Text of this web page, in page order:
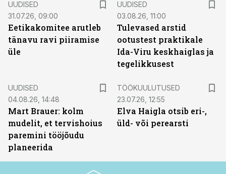
UUDISED
31.07.26, 09:00
Eetikakomitee arutleb
tänavu ravi piiramise
üle
UUDISED
03.08.26, 11:00
Tulevased arstid
ootustest praktikale
Ida-Viru keskhaiglas ja
tegelikkusest
UUDISED
04.08.26, 14:48
Mart Brauer: kolm
mudelit, et tervishoius
paremini tööjõudu
planeerida
TÖÖKUULUTUSED
23.07.26, 12:55
Elva Haigla otsib eri-,
üld- või perearsti